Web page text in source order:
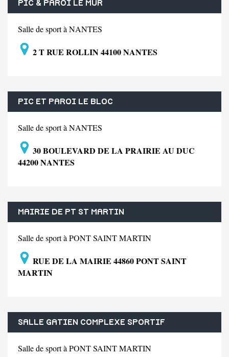
PIC & PAROI LE MUR
Salle de sport à NANTES
2 T RUE ROLLIN 44100 NANTES
PIC ET PAROI LE BLOC
Salle de sport à NANTES
30 BOULEVARD DE LA PRAIRIE AU DUC
44200 NANTES
MAIRIE DE PT ST MARTIN
Salle de sport à PONT SAINT MARTIN
RUE DE LA MAIRIE 44860 PONT SAINT
MARTIN
SALLE GATIEN COMPLEXE SPORTIF
Salle de sport à PONT SAINT MARTIN